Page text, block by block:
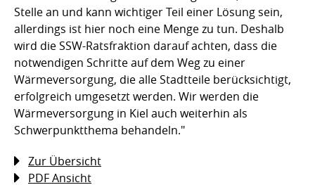
Stelle an und kann wichtiger Teil einer Lösung sein,
allerdings ist hier noch eine Menge zu tun. Deshalb
wird die SSW-Ratsfraktion darauf achten, dass die
notwendigen Schritte auf dem Weg zu einer
Wärmeversorgung, die alle Stadtteile berücksichtigt,
erfolgreich umgesetzt werden. Wir werden die
Wärmeversorgung in Kiel auch weiterhin als
Schwerpunktthema behandeln."
Zur Übersicht
PDF Ansicht